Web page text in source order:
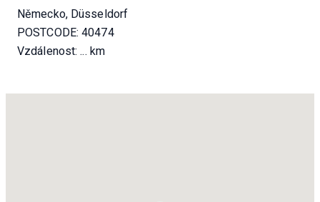
Německo, Düsseldorf
POSTCODE: 40474
Vzdálenost:... km